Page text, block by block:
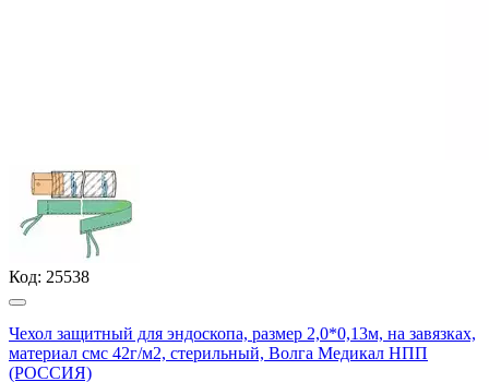
Код: 25538
Чехол защитный для эндоскопа, размер 2,0*0,13м, на завязках,
материал смс 42г/м2, стерильный, Волга Медикал НПП
(РОССИЯ)